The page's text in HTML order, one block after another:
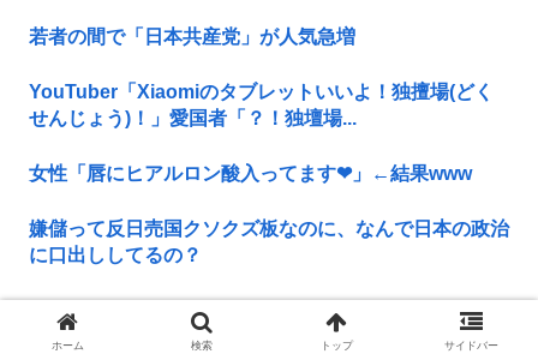
若者の間で「日本共産党」が人気急増
YouTuber「Xiaomiのタブレットいいよ！独擅場(どく
せんじょう)！」愛国者「？！独壇場...
女性「唇にヒアルロン酸入ってます❤」←結果www
嫌儲って反日売国クソクズ板なのに、なんで日本の政治
に口出ししてるの？
【陽キャ？】ヤリラ系（やりらふぃー）がモテる理由
www
ホーム 検索 トップ サイドバー